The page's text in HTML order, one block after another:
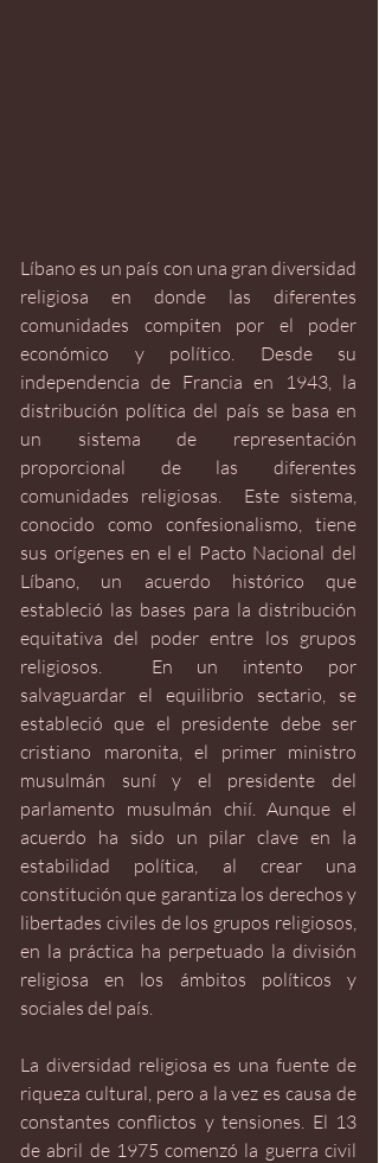
Líbano es un país con una gran diversidad
religiosa en donde las diferentes
comunidades compiten por el poder
económico y político. Desde su
independencia de Francia en 1943, la
distribución política del país se basa en
un sistema de representación
proporcional de las diferentes
comunidades religiosas.  Este sistema,
conocido como confesionalismo, tiene
sus orígenes en el el Pacto Nacional del
Líbano, un acuerdo histórico que
estableció las bases para la distribución
equitativa del poder entre los grupos
religiosos.  En un intento por
salvaguardar el equilibrio sectario, se
estableció que el presidente debe ser
cristiano maronita, el primer ministro
musulmán suní y el presidente del
parlamento musulmán chií. Aunque el
acuerdo ha sido un pilar clave en la
estabilidad política, al crear una
constitución que garantiza los derechos y
libertades civiles de los grupos religiosos,
en la práctica ha perpetuado la división
religiosa en los ámbitos políticos y
sociales del país.
La diversidad religiosa es una fuente de
riqueza cultural, pero a la vez es causa de
constantes conflictos y tensiones. El 13
de abril de 1975 comenzó la guerra civil